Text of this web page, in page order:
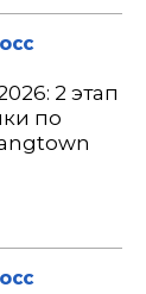
2 этап
по